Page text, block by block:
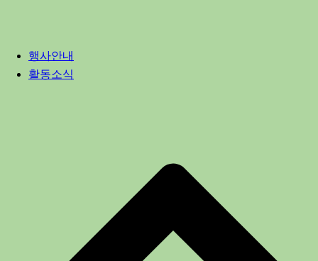
행사안내
활동소식